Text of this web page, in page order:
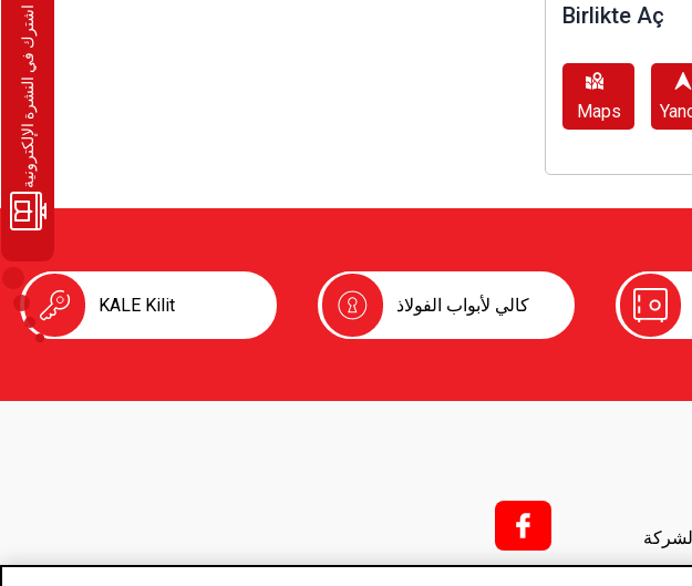
اشترك في النشرة الإلكترونية Birlikte Aç
Maps
KALE Kilit كالي لأبواب الفولاذ
f;